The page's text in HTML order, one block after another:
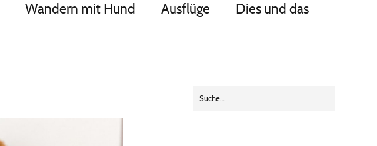
Wandern mit Hund Ausflüge Dies und das